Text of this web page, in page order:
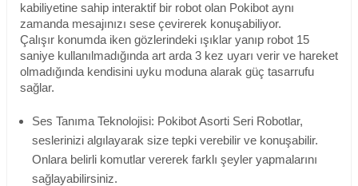
kabiliyetine sahip interaktif bir robot olan Pokibot aynı
zamanda mesajınızı sese çevirerek konuşabiliyor.
Çalışır konumda iken gözlerindeki ışıklar yanıp robot 15
saniye kullanılmadığında art arda 3 kez uyarı verir ve hareket
olmadığında kendisini uyku moduna alarak güç tasarrufu
sağlar.
Ses Tanıma Teknolojisi: Pokibot Asorti Seri Robotlar,
seslerinizi algılayarak size tepki verebilir ve konuşabilir.
Onlara belirli komutlar vererek farklı şeyler yapmalarını
sağlayabilirsiniz.